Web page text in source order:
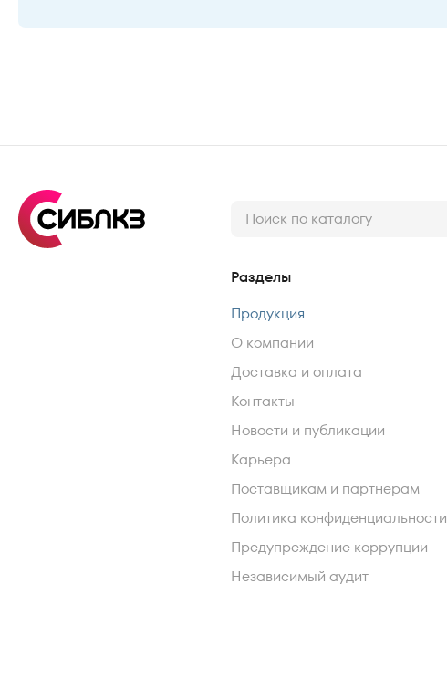
Разделы
Продукция
О компании
Доставка и оплата
Контакты
Новости и публикации
Карьера
Поставщикам и партнерам
Политика конфиденциальности
Предупреждение коррупции
Независимый аудит